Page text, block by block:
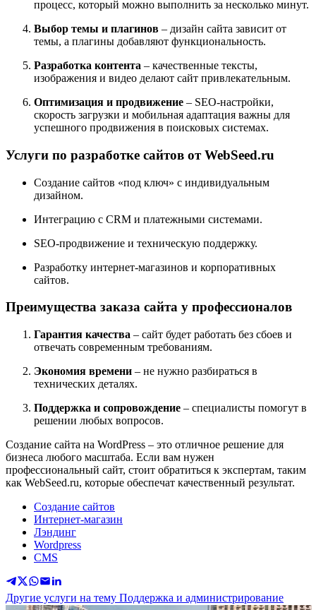
процесс, который можно выполнить за несколько минут.
Выбор темы и плагинов – дизайн сайта зависит от
темы, а плагины добавляют функциональность.
Разработка контента – качественные тексты,
изображения и видео делают сайт привлекательным.
Оптимизация и продвижение – SEO-настройки,
скорость загрузки и мобильная адаптация важны для
успешного продвижения в поисковых системах.
Услуги по разработке сайтов от WebSeed.ru
Создание сайтов «под ключ» с индивидуальным
дизайном.
Интеграцию с CRM и платежными системами.
SEO-продвижение и техническую поддержку.
Разработку интернет-магазинов и корпоративных
сайтов.
Преимущества заказа сайта у профессионалов
Гарантия качества – сайт будет работать без сбоев и
отвечать современным требованиям.
Экономия времени – не нужно разбираться в
технических деталях.
Поддержка и сопровождение – специалисты помогут в
решении любых вопросов.
Создание сайта на WordPress – это отличное решение для
бизнеса любого масштаба. Если вам нужен
профессиональный сайт, стоит обратиться к экспертам, таким
как WebSeed.ru, которые обеспечат качественный результат.
Создание сайтов
Интернет-магазин
Лэндинг
Wordpress
CMS
Другие услуги на тему Поддержка и администрирование